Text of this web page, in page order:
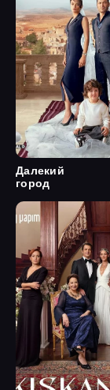
Далекий
город